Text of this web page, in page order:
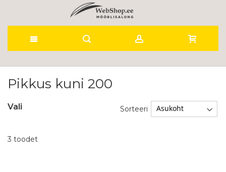
to
Pikkus kuni 200
3 toodet
Sorteeri
Vali